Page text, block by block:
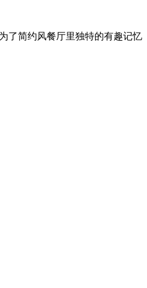
了简约风餐厅里独特的有趣记忆